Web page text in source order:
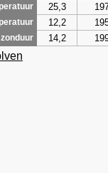
25,3
12,2
14,2